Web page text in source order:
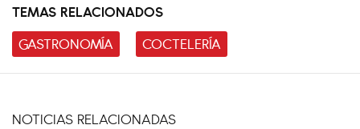
TEMAS RELACIONADOS
GASTRONOMÍA
COCTELERÍA
NOTICIAS RELACIONADAS